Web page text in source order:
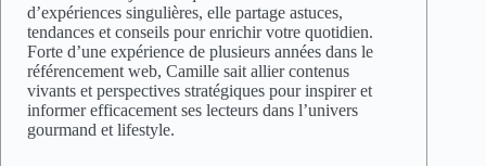
d’expériences singulières, elle partage astuces,
tendances et conseils pour enrichir votre quotidien.
Forte d’une expérience de plusieurs années dans le
référencement web, Camille sait allier contenus
vivants et perspectives stratégiques pour inspirer et
informer efficacement ses lecteurs dans l’univers
gourmand et lifestyle.